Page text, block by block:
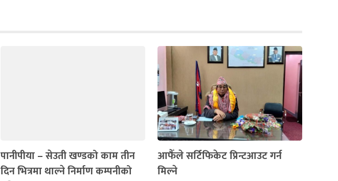
पानीपीया – सेउती खण्डको काम तीन
दिन भित्रमा थाल्ने निर्माण कम्पनीको
आफैँले सर्टिफिकेट प्रिन्टआउट गर्न
मिल्ने